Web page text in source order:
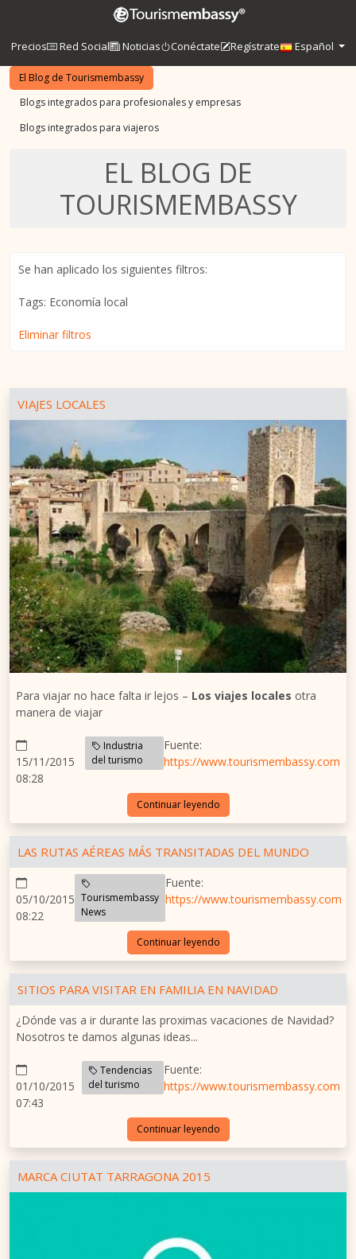
Precios Red Social Noticias Conéctate Regístrate Español
El Blog de Tourismembassy
Blogs integrados para profesionales y empresas
Blogs integrados para viajeros
EL BLOG DE
TOURISMEMBASSY
Se han aplicado los siguientes filtros:
Tags: Economía local
Eliminar filtros
VIAJES LOCALES
Para viajar no hace falta ir lejos – Los viajes locales otra
manera de viajar
15/11/2015
08:28
Industria
del turismo
Fuente:
https://www.tourismembassy.com
Continuar leyendo
LAS RUTAS AÉREAS MÁS TRANSITADAS DEL MUNDO
05/10/2015
08:22
Tourismembassy
News
Fuente:
https://www.tourismembassy.com
Continuar leyendo
SITIOS PARA VISITAR EN FAMILIA EN NAVIDAD
¿Dónde vas a ir durante las proximas vacaciones de Navidad?
Nosotros te damos algunas ideas...
01/10/2015
07:43
Tendencias
del turismo
Fuente:
https://www.tourismembassy.com
Continuar leyendo
MARCA CIUTAT TARRAGONA 2015